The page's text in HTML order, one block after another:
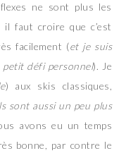
ne sont plus les
il faut croire que c’est
facilement (et je suis
petit défi personnel). Je
) aux skis classiques,
sont aussi un peu plus
avons eu un temps
bonne, par contre le